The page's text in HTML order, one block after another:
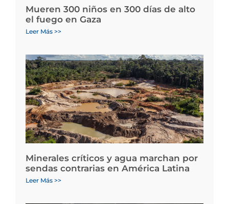
Mueren 300 niños en 300 días de alto
el fuego en Gaza
Leer Más >>
Minerales críticos y agua marchan por
sendas contrarias en América Latina
Leer Más >>